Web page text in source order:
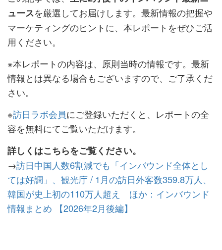
ュースを厳選してお届けします。最新情報の把握や
マーケティングのヒントに、本レポートをぜひご活
用ください。
※本レポートの内容は、原則当時の情報です。最新
情報とは異なる場合もございますので、ご了承くだ
さい。
※訪日ラボ会員にご登録いただくと、レポートの全
容を無料にてご覧いただけます。
詳しくはこちらをご覧ください。
→訪日中国人数6割減でも「インバウンド全体とし
ては好調」、観光庁 / 1月の訪日外客数359.8万人、
韓国が史上初の110万人超え ほか：インバウンド
情報まとめ 【2026年2月後編】